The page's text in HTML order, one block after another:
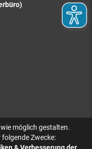
möglich gestalten.
Zwecke: